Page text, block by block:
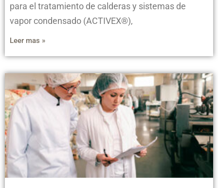
para el tratamiento de calderas y sistemas de
vapor condensado (ACTIVEX®),
Leer mas »